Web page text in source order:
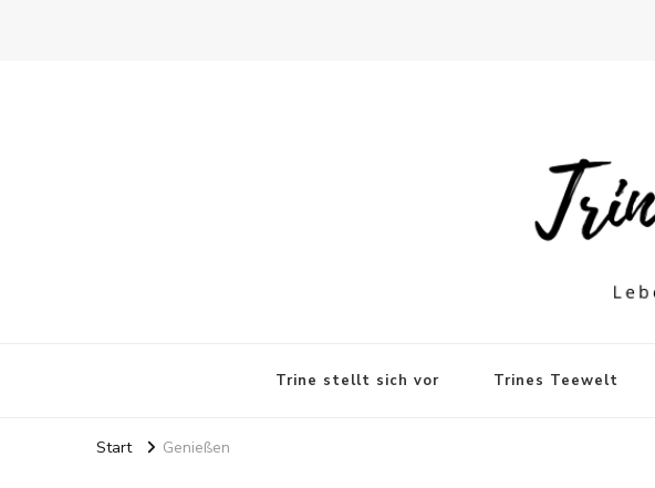
Trines Welt
Trine stellt sich vor Trines Teewelt
Start Genießen